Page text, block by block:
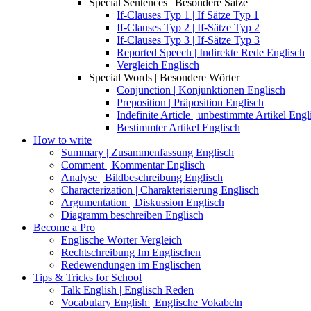
Special Sentences | Besondere Sätze
If-Clauses Typ 1 | If Sätze Typ 1
If-Clauses Typ 2 | If-Sätze Typ 2
If-Clauses Typ 3 | If-Sätze Typ 3
Reported Speech | Indirekte Rede Englisch
Vergleich Englisch
Special Words | Besondere Wörter
Conjunction | Konjunktionen Englisch
Preposition | Präposition Englisch
Indefinite Article | unbestimmte Artikel
Bestimmter Artikel Englisch
How to write
Summary | Zusammenfassung Englisch
Comment | Kommentar Englisch
Analyse | Bildbeschreibung Englisch
Characterization | Charakterisierung Englisch
Argumentation | Diskussion Englisch
Diagramm beschreiben Englisch
Become a Pro
Englische Wörter Vergleich
Rechtschreibung Im Englischen
Redewendungen im Englischen
Tips & Tricks for School
Talk English | Englisch Reden
Vocabulary English | Englische Vokabeln